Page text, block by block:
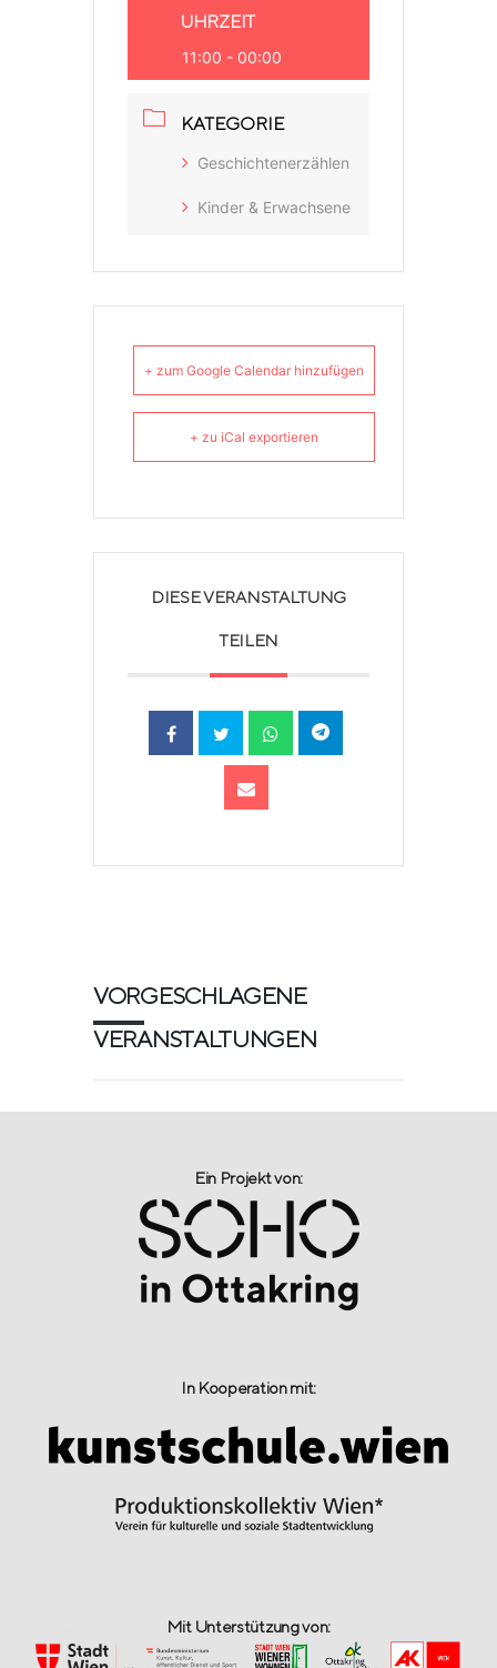
UHRZEIT
11:00 - 00:00
KATEGORIE
Geschichtenerzählen
Kinder & Erwachsene
+ zum Google Calendar hinzufügen
+ zu iCal exportieren
DIESE VERANSTALTUNG
TEILEN
VORGESCHLAGENE
VERANSTALTUNGEN
Ein Projekt von:​
In Kooperation mit:
Mit Unterstützung von: